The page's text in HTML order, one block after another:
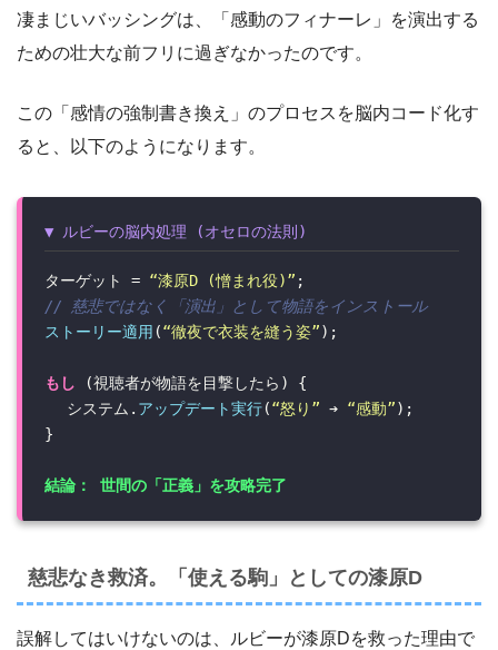
凄まじいバッシングは、「感動のフィナーレ」を演出する
ための壮大な前フリに過ぎなかったのです。
この「感情の強制書き換え」のプロセスを脳内コード化す
ると、以下のようになります。
▼ ルビーの脳内処理 (オセロの法則)
ターゲット = “漆原D (憎まれ役)” ;
// 慈悲ではなく「演出」として物語をインストール
ストーリー適用 (“徹夜で衣装を縫う姿”);
もし (視聴者が物語を目撃したら) {
システム. アップデート実行(“怒り” ➔ “感動”);
}
結論： 世間の「正義」を攻略完了
慈悲なき救済。「使える駒」としての漆原D
誤解してはいけないのは、ルビーが漆原Dを救った理由で